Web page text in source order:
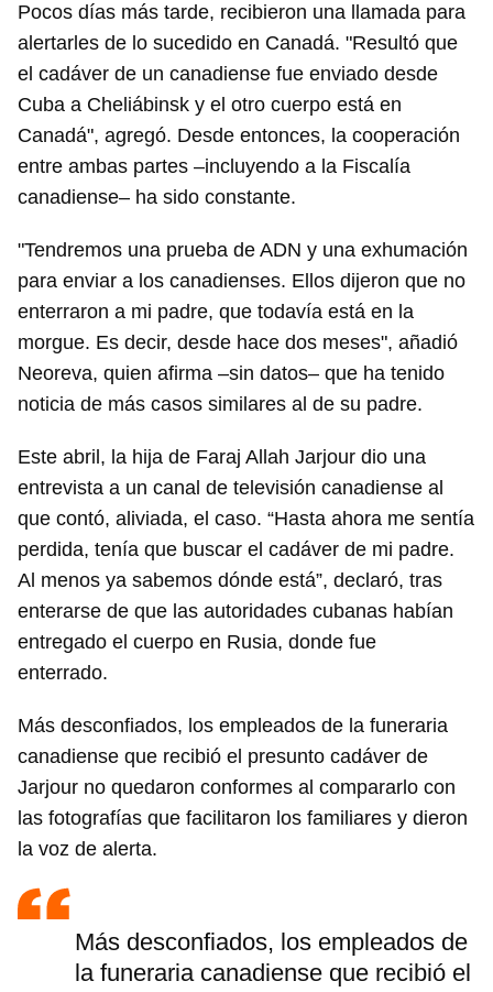
Pocos días más tarde, recibieron una llamada para
alertarles de lo sucedido en Canadá. "Resultó que
el cadáver de un canadiense fue enviado desde
Cuba a Cheliábinsk y el otro cuerpo está en
Canadá", agregó. Desde entonces, la cooperación
entre ambas partes –incluyendo a la Fiscalía
canadiense– ha sido constante.
"Tendremos una prueba de ADN y una exhumación
para enviar a los canadienses. Ellos dijeron que no
enterraron a mi padre, que todavía está en la
morgue. Es decir, desde hace dos meses", añadió
Neoreva, quien afirma –sin datos– que ha tenido
noticia de más casos similares al de su padre.
Este abril, la hija de Faraj Allah Jarjour dio una
entrevista a un canal de televisión canadiense al
que contó, aliviada, el caso. “Hasta ahora me sentía
perdida, tenía que buscar el cadáver de mi padre.
Al menos ya sabemos dónde está”, declaró, tras
enterarse de que las autoridades cubanas habían
entregado el cuerpo en Rusia, donde fue
enterrado.
Más desconfiados, los empleados de la funeraria
canadiense que recibió el presunto cadáver de
Jarjour no quedaron conformes al compararlo con
las fotografías que facilitaron los familiares y dieron
la voz de alerta.
Más desconfiados, los empleados de
la funeraria canadiense que recibió el